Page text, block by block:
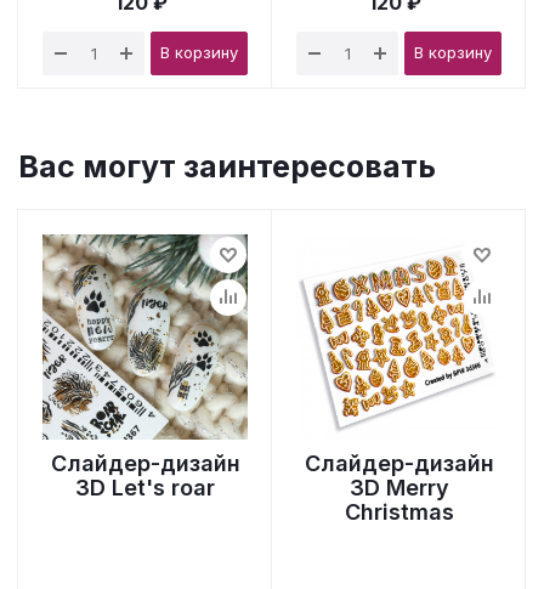
В корзину В корзину
Вас могут заинтересовать
Слайдер-дизайн
3D Let's roar
Слайдер-дизайн
3D Merry
Christmas